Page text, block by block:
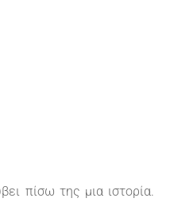
πίσω της μια ιστορία.